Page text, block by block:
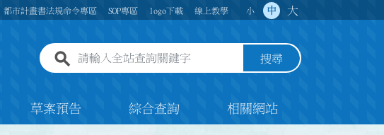
都市計畫書法規命令專區 SOP專區 logo下載 線上教學 小 中 大
全站查詢關鍵字欄位 搜尋
草案預告 綜合查詢 相關網站